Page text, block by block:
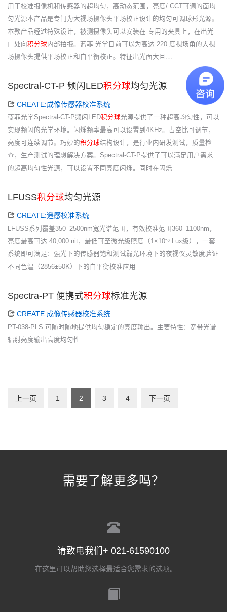
用于校准摄像机和传感器的超均匀，高动态范围，亮度/ CCT可调的面均
匀光源本产品是专门为大视场摄像头平场校正设计的均匀可调球形光源。
本款产品经过特殊设计，被测摄像头可以安装在 专用的夹具上，在出光
口处向积分球 内部拍摄。蓝菲 光学目前可以为高达 220 度视场角的大视
场摄像头提供平场校正和白平衡校正。特征出光面大且…
Spectral-CT-P 频闪LED积分球均匀光源
CREATE:成像传感器校准系统
蓝菲光学Spectral-CT-P频闪LED积分球光源提供了一种超高均匀性，可以
实现频闪的光学环境。闪烁频率最高可以设置到4KHz。占空比可调节，
亮度可连续调节。巧妙的积分球结构设计，是行业内研发测试，质量检
查，生产测试的理想解决方案。Spectral-CT-P提供了可以满足用户需求
的超高均匀性光源，可以设置不同亮度闪烁。同时在闪烁…
LFUSS积分球均匀光源
CREATE:遥感校准系统
LFUSS系列覆盖350–2500nm宽光谱范围，有效校准范围360–1100nm，
亮度最高可达 40,000 nit，最低可至微光级照度（1×10⁻⁶ Lux级），一套
系统即可满足：强光下的传感器饱和测试弱光环境下的夜视仪灵敏度验证
不同色温（2856±50K）下的白平衡校准应用
Spectra-PT 便携式积分球标准光源
CREATE:成像传感器校准系统
PT-038-PLS 可随时随地提供均匀稳定的亮度输出。主要特性：宽带光谱
辐射亮度输出高度均匀性
上一页 1 2 3 4 下一页
需要了解更多吗？
请致电我们+ 021-61590100
在这里可以帮助您选择最适合您需求的选项。